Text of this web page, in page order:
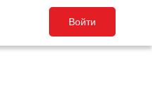
Войти